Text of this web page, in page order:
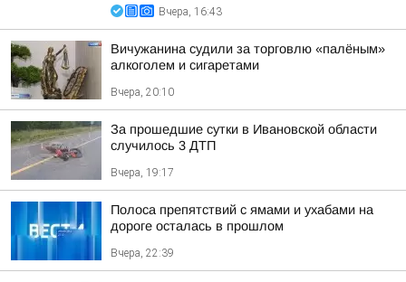
Вчера, 16:43
Вичужанина судили за торговлю «палёным»
алкоголем и сигаретами
Вчера, 20:10
За прошедшие сутки в Ивановской области
случилось 3 ДТП
Вчера, 19:17
Полоса препятствий с ямами и ухабами на
дороге осталась в прошлом
Вчера, 22:39